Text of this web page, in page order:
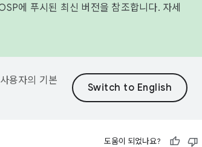
에 푸시된 최신 버전을 참조합니다. 자세
용자의 기본
도움이 되었나요?